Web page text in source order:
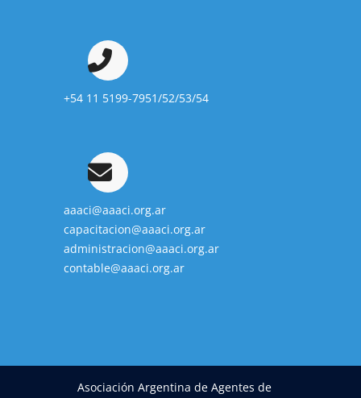
+54 11 5199-7951/52/53/54
aaaci@aaaci.org.ar
capacitacion@aaaci.org.ar
administracion@aaaci.org.ar
contable@aaaci.org.ar
Asociación Argentina de Agentes de